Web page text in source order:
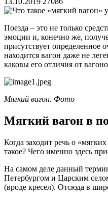
Поезда – это не только
эмоции и, конечно же,
присутствует определенное
находится вагон даже не
каковы его отличия от
Мягкий вагон. Фото
Мягкий вагон в
Когда заходит речь о
такое? Чего именно здесь
На самом деле данный
Петербургом и Царским
(вроде кресел). Отсюда в